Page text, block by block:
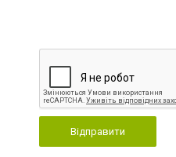
Відправити